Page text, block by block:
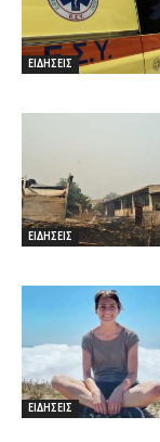
ΕΙΔΗΣΕΙΣ
ΕΙΔΗΣΕΙΣ
ΕΙΔΗΣΕΙΣ